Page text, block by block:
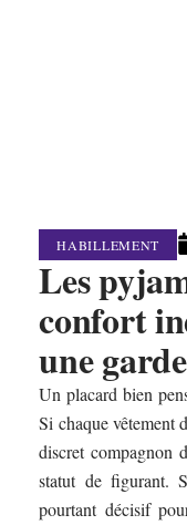
HABILLEMENT
Les
confort
une
Un placard bien
Si chaque vêtement
discret compagnon
statut de figurant.
pourtant décisif